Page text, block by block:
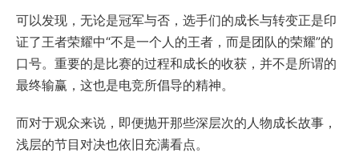
可以发现，无论是冠军与否，选手们的成长与转变正是印
证了王者荣耀中“不是一个人的王者，而是团队的荣耀”的
口号。重要的是比赛的过程和成长的收获，并不是所谓的
最终输赢，这也是电竞所倡导的精神。
而对于观众来说，即便抛开那些深层次的人物成长故事，
浅层的节目对决也依旧充满看点。